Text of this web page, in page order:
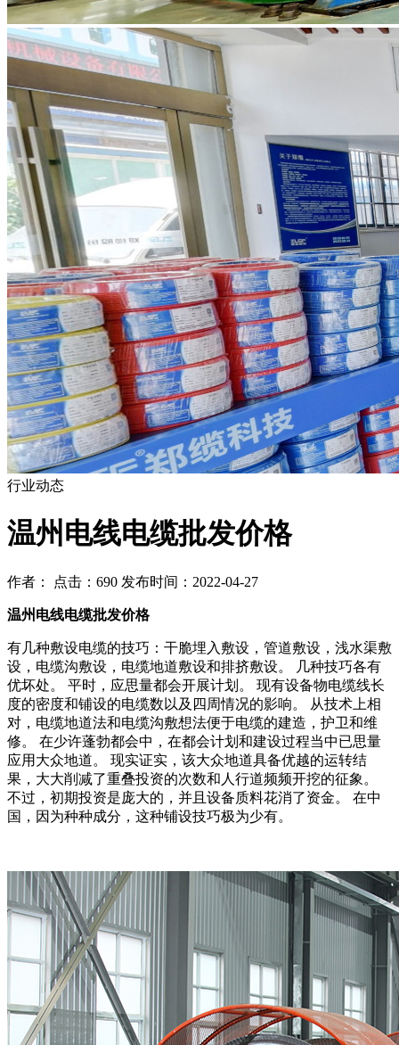
行业动态
温州电线电缆批发价格
作者： 点击：690 发布时间：2022-04-27
温州电线电缆批发价格
有几种敷设电缆的技巧：干脆埋入敷设，管道敷设，浅水渠敷
设，电缆沟敷设，电缆地道敷设和排挤敷设。 几种技巧各有
优坏处。 平时，应思量都会开展计划。 现有设备物电缆线长
度的密度和铺设的电缆数以及四周情况的影响。 从技术上相
对，电缆地道法和电缆沟敷想法便于电缆的建造，护卫和维
修。 在少许蓬勃都会中，在都会计划和建设过程当中已思量
应用大众地道。 现实证实，该大众地道具备优越的运转结
果，大大削减了重叠投资的次数和人行道频频开挖的征象。
不过，初期投资是庞大的，并且设备质料花消了资金。 在中
国，因为种种成分，这种铺设技巧极为少有。